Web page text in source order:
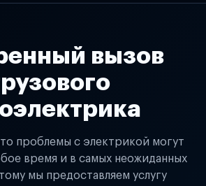
вызов
проблемы с электрикой могут
время и в самых неожиданных
мы предоставляем услугу